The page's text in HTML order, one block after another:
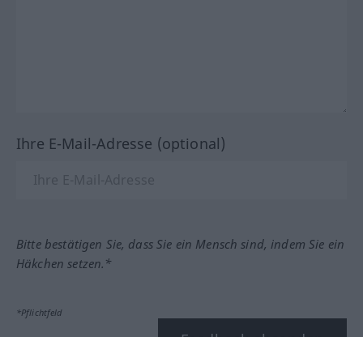
Ihre E-Mail-Adresse (optional)
Bitte bestätigen Sie, dass Sie ein Mensch sind, indem Sie ein
Häkchen setzen.*
*Pflichtfeld